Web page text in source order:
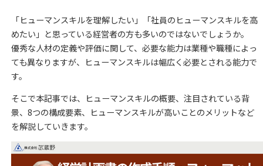
「ヒューマンスキルを理解したい」「社員のヒューマンスキルを高
めたい」と思っている経営者の方も多いのではないでしょうか。
優秀な人材の定義や評価に関して、必要な能力は業種や職種によっ
ても異なりますが、ヒューマンスキルは幅広く必要とされる能力で
す。
そこで本記事では、ヒューマンスキルの概要、注目されている背
景、8つの構成要素、ヒューマンスキルが高いことのメリットなど
を解説していきます。